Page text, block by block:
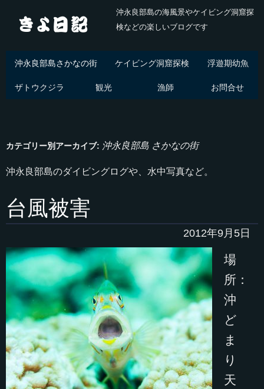
沖永良部島の海風景やケイビング洞窟探
検などの楽しいブログです
沖永良部島さかなの街 ケイビング洞窟探検 浮遊期幼魚
ザトウクジラ 観光 漁師 お問合せ
カテゴリー別アーカイブ: 沖永良部島 さかなの街
沖永良部島のダイビングログや、水中写真など。
台風被害
2012年9月5日
場
所：
沖
ど
ま
り
天